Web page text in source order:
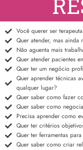
Você querer ser
Quer atender, mas
Não aguenta mais
Quer atender pacientes
Quer ter um negócio
Quer aprender técnicas
qualquer lugar?
Quer saber como fazer
Quer saber como
Precisa aprender como
Quer ter critérios
Quer ter ferramentas
Quer saber como criar